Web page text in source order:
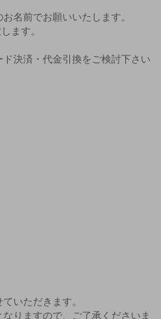
名前でお願いいたします。
ます。
決済・代金引換をご検討下さい
いただきます。
りますので、ご了承くださいま